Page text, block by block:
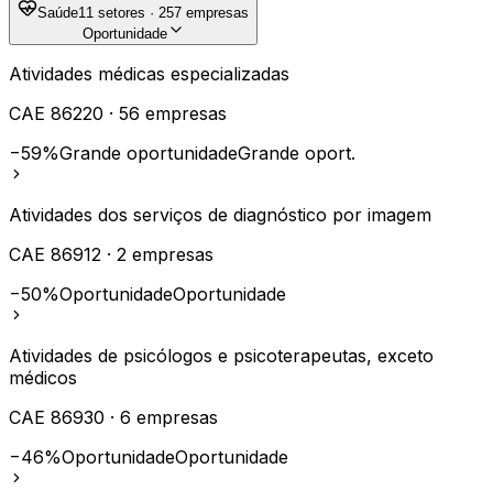
Saúde11 setores · 257 empresas
Oportunidade
Atividades médicas especializadas
CAE 86220 · 56 empresas
−59%Grande oportunidadeGrande oport.
Atividades dos serviços de diagnóstico por imagem
CAE 86912 · 2 empresas
−50%OportunidadeOportunidade
Atividades de psicólogos e psicoterapeutas, exceto
médicos
CAE 86930 · 6 empresas
−46%OportunidadeOportunidade